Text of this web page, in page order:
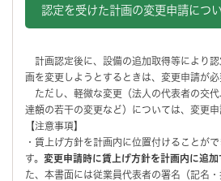
認定を受けた計画の変更申請につ
計画認定後に、設備の追加取得等により
画を変更しようとするときは、変更申請が必
ただし、軽微な変更（法人の代表者の交代
達額の若干の変更など）については、変更申
【注意事項】
・賃上げ方針を計画内に位置付けることが
す。 変更申請時に賃上げ方針を計画内に追加
た、本書面には従業員代表者の署名（記名